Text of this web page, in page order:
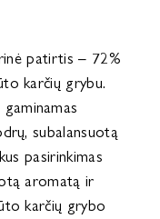
patirtis – 72%
karčių grybu.
subalansuotą
pasirinkimas
aromatą ir
karčių grybo